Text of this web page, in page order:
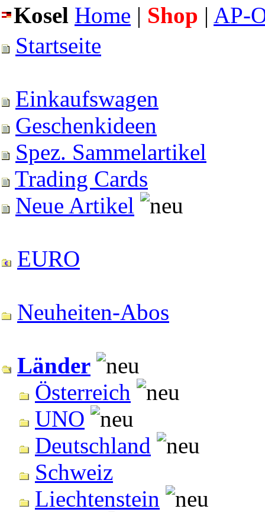
Kosel Home | Shop | AP-
Startseite
Einkaufswagen
Geschenkideen
Spez. Sammelartikel
Trading Cards
Neue Artikel
EURO
Neuheiten-Abos
Länder
Österreich
UNO
Deutschland
Schweiz
Liechtenstein